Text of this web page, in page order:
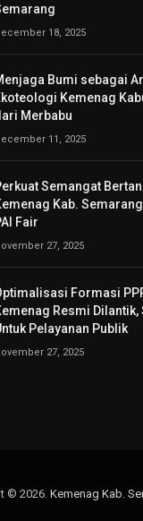
18, 2025
Bumi sebagai
Kemenag
Merbabu
11, 2025
Semangat
Kab.
Fair
27, 2025
Formasi
Resmi Dilantik,
Pelayanan Publik
27, 2025
© 2026. Kemenag Kab.